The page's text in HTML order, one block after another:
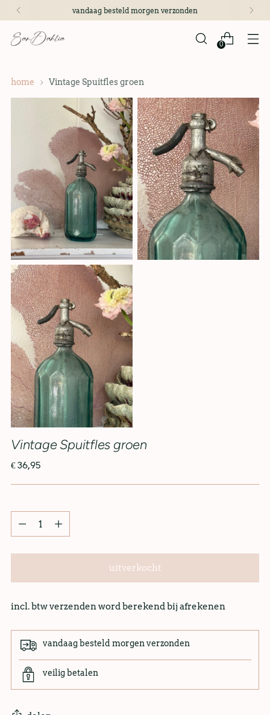
vandaag besteld morgen verzonden
0
home Vintage Spuitfles groen
Vintage Spuitfles groen
€ 36,95
uitverkocht
incl. btw verzenden word berekend bij afrekenen
vandaag besteld morgen verzonden
veilig betalen